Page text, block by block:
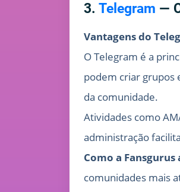
3. Telegram —
Vantagens do
O Telegram é a
podem criar grupos
da comunidade.
Atividades como
administração
Como a Fansgurus
comunidades mais